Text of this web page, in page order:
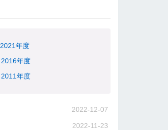
2021年度
2016年度
2011年度
2022-12-07
2022-11-23